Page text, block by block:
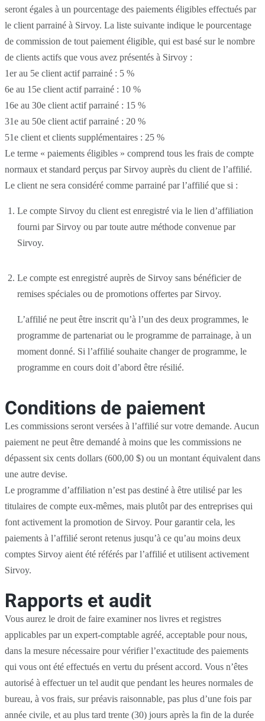
seront égales à un pourcentage des paiements éligibles effectués par
le client parrainé à Sirvoy. La liste suivante indique le pourcentage
de commission de tout paiement éligible, qui est basé sur le nombre
de clients actifs que vous avez présentés à Sirvoy :
1er au 5e client actif parrainé : 5 %
6e au 15e client actif parrainé : 10 %
16e au 30e client actif parrainé : 15 %
31e au 50e client actif parrainé : 20 %
51e client et clients supplémentaires : 25 %
Le terme « paiements éligibles » comprend tous les frais de compte
normaux et standard perçus par Sirvoy auprès du client de l’affilié.
Le client ne sera considéré comme parrainé par l’affilié que si :
Le compte Sirvoy du client est enregistré via le lien d’affiliation
fourni par Sirvoy ou par toute autre méthode convenue par
Sirvoy.
Le compte est enregistré auprès de Sirvoy sans bénéficier de
remises spéciales ou de promotions offertes par Sirvoy.
L’affilié ne peut être inscrit qu’à l’un des deux programmes, le
programme de partenariat ou le programme de parrainage, à un
moment donné. Si l’affilié souhaite changer de programme, le
programme en cours doit d’abord être résilié.
Conditions de paiement
Les commissions seront versées à l’affilié sur votre demande. Aucun
paiement ne peut être demandé à moins que les commissions ne
dépassent six cents dollars (600,00 $) ou un montant équivalent dans
une autre devise.
Le programme d’affiliation n’est pas destiné à être utilisé par les
titulaires de compte eux-mêmes, mais plutôt par des entreprises qui
font activement la promotion de Sirvoy. Pour garantir cela, les
paiements à l’affilié seront retenus jusqu’à ce qu’au moins deux
comptes Sirvoy aient été référés par l’affilié et utilisent activement
Sirvoy.
Rapports et audit
Vous aurez le droit de faire examiner nos livres et registres
applicables par un expert-comptable agréé, acceptable pour nous,
dans la mesure nécessaire pour vérifier l’exactitude des paiements
qui vous ont été effectués en vertu du présent accord. Vous n’êtes
autorisé à effectuer un tel audit que pendant les heures normales de
bureau, à vos frais, sur préavis raisonnable, pas plus d’une fois par
année civile, et au plus tard trente (30) jours après la fin de la durée